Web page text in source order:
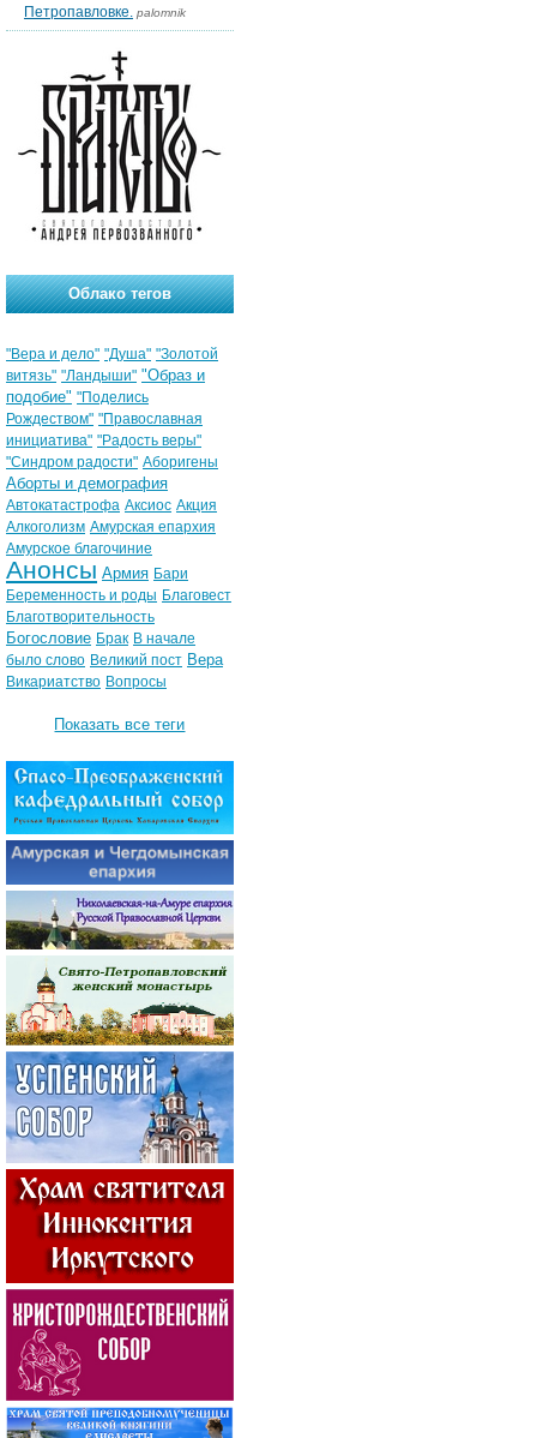
Петропавловке. palomnik
Облако тегов
"Вера и дело" "Душа" "Золотой
витязь" "Ландыши" "Образ и
подобие" "Поделись
Рождеством" "Православная
инициатива" "Радость веры"
"Синдром радости" Аборигены
Аборты и демография
Автокатастрофа Аксиос Акция
Алкоголизм Амурская епархия
Амурское благочиние
Анонсы Армия Бари
Беременность и роды Благовест
Благотворительность
Богословие Брак В начале
было слово Великий пост Вера
Викариатство Вопросы
Показать все теги